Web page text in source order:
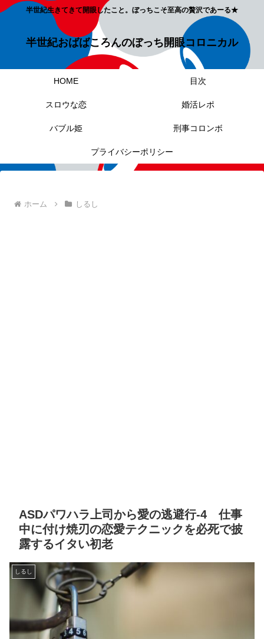
半世紀生きてきて開眼したこと。ぼっちこそ至高の贅沢であーる★
半世紀おばばころんのぼっち開眼コロニカル
HOME 目次
スロウな恋 婚活レポ
バブル姫 刑事コロンボ
プライバシーポリシー
ホーム しるし
ASDパワハラ上司から愛の逃避行-4 仕事
中に付け焼刃の恋愛テクニックを必死で披
露するイタい初老
しるし